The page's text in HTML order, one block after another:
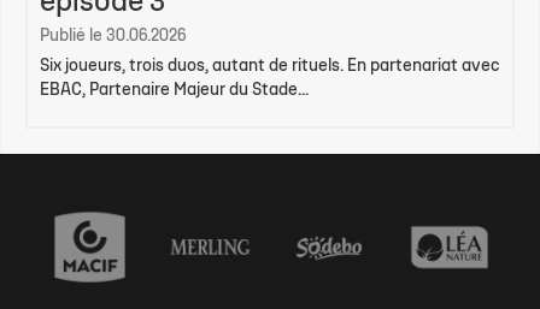
Publié le 30.06.2026
Six joueurs, trois duos, autant de rituels. En partenariat avec
EBAC, Partenaire Majeur du Stade...